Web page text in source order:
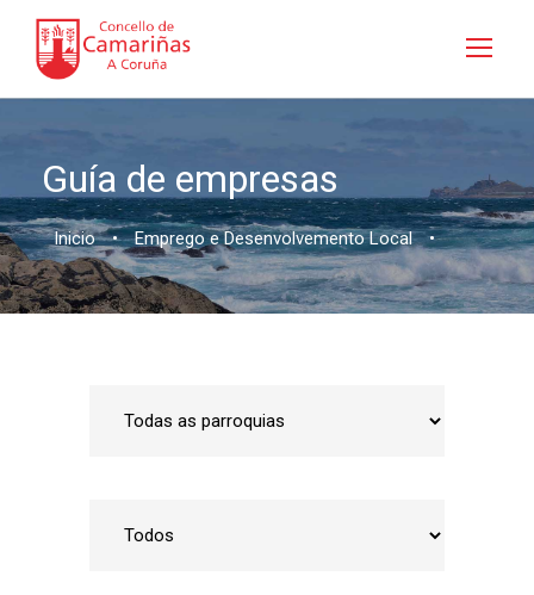
Guía de empresas
Inicio • Emprego e Desenvolvemento Local •